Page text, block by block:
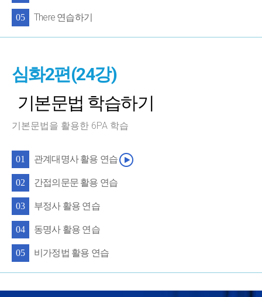
05 There 연습하기
심화2편(24강)
기본문법 학습하기
기본문법을 활용한 6PA 학습
01 관계대명사 활용 연습
02 간접의문문 활용 연습
03 부정사 활용 연습
04 동명사 활용 연습
05 비가정법 활용 연습